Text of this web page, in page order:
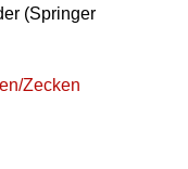
(Springer
Zecken